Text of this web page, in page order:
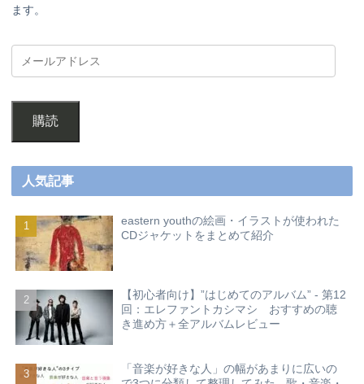
ます。
購読
人気記事
eastern youthの絵画・イラストが使われた
CDジャケットをまとめて紹介
【初心者向け】”はじめてのアルバム” - 第12
回：エレファントカシマシ おすすめの聴
き進め方＋全アルバムレビュー
「音楽が好きな人」の幅があまりに広いの